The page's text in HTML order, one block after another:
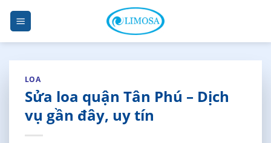
Skip
content
LOA
Sửa loa quận Tân Phú – Dịch
vụ gần đây, uy tín